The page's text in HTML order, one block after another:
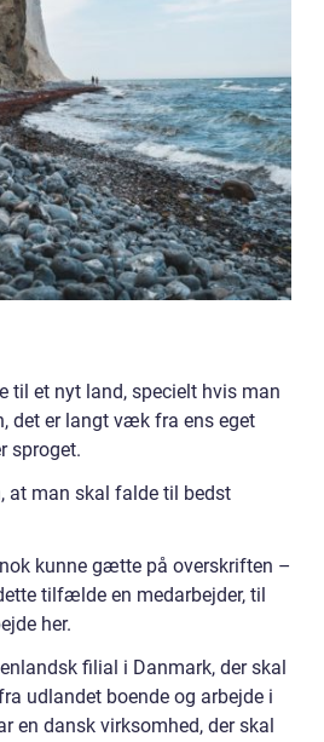
til et nyt land, specielt hvis man
det er langt væk fra ens eget
sproget.
at man skal falde til bedst
kunne gætte på overskriften –
tilfælde en medarbejder, til
her.
filial i Danmark, der skal
udlandet boende og arbejde i
en dansk virksomhed, der skal